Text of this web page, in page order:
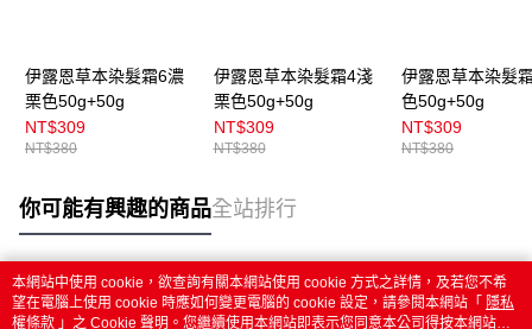
伊露恩草本染髮霜6濃
栗色50g+50g
NT$309
NT$380
伊露恩草本染髮霜4淺
栗色50g+50g
NT$309
NT$380
伊露恩草本染髮
色50g+50g
NT$309
NT$380
你可能有興趣的商品全站排行
熱門標籤
本網站中使用 cookie，欲查詢有關本網站使用 cookie 方式之詳情，及若您不希
望在電腦上使用 cookie 時應如何變更電腦的 cookie 設定，請參閱本網站「 隱私
權條款 」之 Cookie 聲明。您繼續使用本網站即表示您同意本公司得按本網站使